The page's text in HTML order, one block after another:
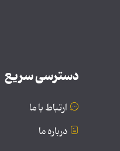
دسترسی سریع
ارتباط با ما
درباره ما